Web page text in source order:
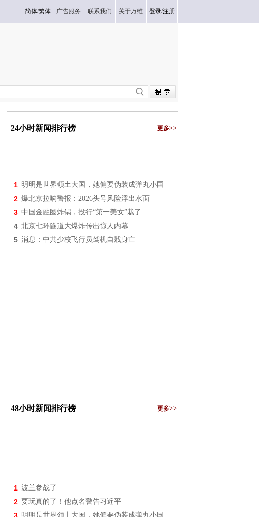
简体/繁体 广告服务 联系我们 关于万维 登录/注册
24小时新闻排行榜 更多>>
1 明明是世界领土大国，她偏要伪装成弹丸小国
2 爆北京拉响警报：2026头号风险浮出水面
3 中国金融圈炸锅，投行“第一美女”栽了
4 北京七环隧道大爆炸传出惊人内幕
5 消息：中共少校飞行员驾机自戕身亡
48小时新闻排行榜 更多>>
1 波兰参战了
2 要玩真的了！他点名警告习近平
明明是世界领土大国，她偏要伪装成弹丸小国